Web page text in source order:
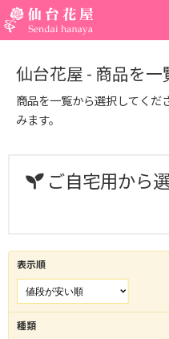
仙台花屋 - 商品を一
商品を一覧から選択してくだ
みます。
ご自宅用から
表示順
種類